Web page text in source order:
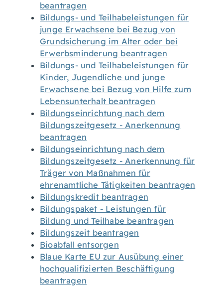
beantragen
Bildungs- und Teilhabeleistungen für
junge Erwachsene bei Bezug von
Grundsicherung im Alter oder bei
Erwerbsminderung beantragen
Bildungs- und Teilhabeleistungen für
Kinder, Jugendliche und junge
Erwachsene bei Bezug von Hilfe zum
Lebensunterhalt beantragen
Bildungseinrichtung nach dem
Bildungszeitgesetz - Anerkennung
beantragen
Bildungseinrichtung nach dem
Bildungszeitgesetz - Anerkennung für
Träger von Maßnahmen für
ehrenamtliche Tätigkeiten beantragen
Bildungskredit beantragen
Bildungspaket - Leistungen für
Bildung und Teilhabe beantragen
Bildungszeit beantragen
Bioabfall entsorgen
Blaue Karte EU zur Ausübung einer
hochqualifizierten Beschäftigung
beantragen